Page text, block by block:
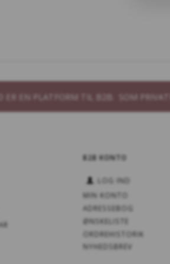
ER EN PLATFORM TIL B2B. SOM
B2B KONTO
LOG IND
MIN KONTO
ADRESSEBOG
ØNSKELISTE
ORDREHISTORIK
NYHEDSBREV